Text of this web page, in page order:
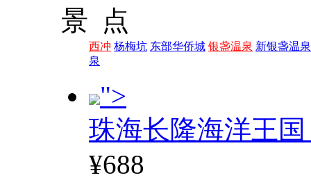
景 点
西冲 杨梅坑 东部华侨城 银盏温泉 新银盏温泉
泉
">
珠海长隆海洋王
¥688